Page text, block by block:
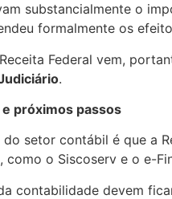
substancialmente o
formalmente os
Federal vem,
.
próximos passos
setor contábil é que a
como o Siscoserv e o e-
contabilidade devem